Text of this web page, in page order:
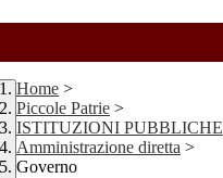
Home >
Piccole Patrie >
ISTITUZIONI PUBBLICHE
Amministrazione diretta >
Governo